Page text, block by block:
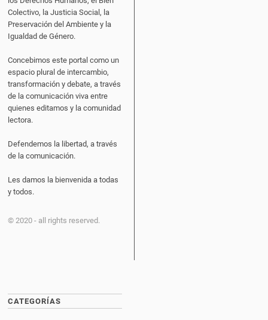
Colectivo, la Justicia Social, la
Preservación del Ambiente y la
Igualdad de Género.
Concebimos este portal como un
espacio plural de intercambio,
transformación y debate, a través
de la comunicación viva entre
quienes editamos y la comunidad
lectora.
Defendemos la libertad, a través
de la comunicación.
Les damos la bienvenida a todas
y todos.
© 2020 - all rights reserved.
CATEGORÍAS